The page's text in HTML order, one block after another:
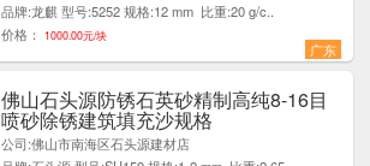
品牌:龙麒 型号:5252 规格:12 mm 比重:20 g/c..
价格：
1000.00元/块
广东
佛山石头源防锈石英砂精制高纯8-16目
喷砂除锈建筑填充沙规格
公司:佛山市南海区石头源建材店